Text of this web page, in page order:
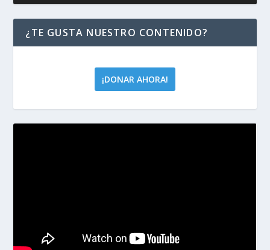
¿TE GUSTA NUESTRO CONTENIDO?
¡DONAR AHORA!